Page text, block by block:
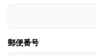
郵便番号